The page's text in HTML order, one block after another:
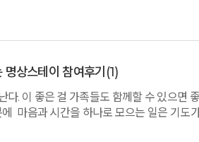
게 너무나 미안했고,무엇보다 나 자신을
상스테이 참여후기 (1)
. 이 좋은 걸 가족들도 함께할 수 있으면
마음과 시간을 하나로 모으는 일은 기도
시간을 함께했다. 깊은산속옹달샘에서의